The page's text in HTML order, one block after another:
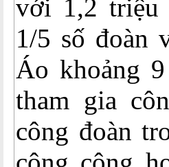
với 1,2 triệu
1/5 số đoàn
Áo khoảng
tham gia
công đoàn